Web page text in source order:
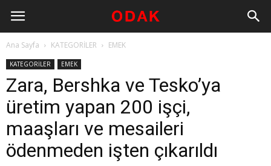
Ana Sayfa KATEGORİLER EMEK
KATEGORİLER EMEK
Zara, Bershka ve Tesko’ya
üretim yapan 200 işçi,
maaşları ve mesaileri
ödenmeden işten çıkarıldı